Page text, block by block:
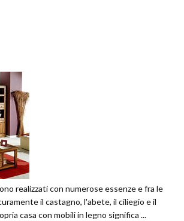
realizzati con numerose essenze e fra le
il castagno, l'abete, il ciliegio e il
casa con mobili in legno significa ...